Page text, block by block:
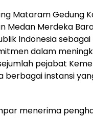
Mataram Gedung
Medan Merdeka
Indonesia
dalam
pejabat
berbagai instansi
menerima